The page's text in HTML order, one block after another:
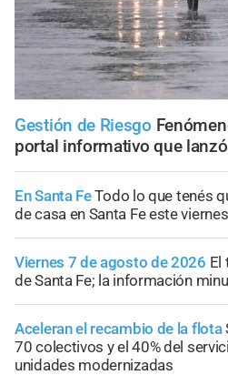
Gestión de Riesgo
portal informativo que
En Santa FeTodo lo que tenés
de casa en Santa Fe este
Viernes 7 de agosto de 2026 El
de Santa Fe; la información
Aceleran el recambio de la flota
70 colectivos y el 40% del
unidades modernizadas